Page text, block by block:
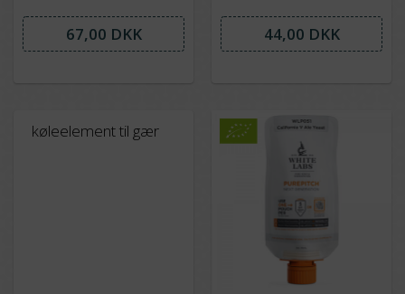
67,00 DKK
44,00 DKK
køleelement til gær